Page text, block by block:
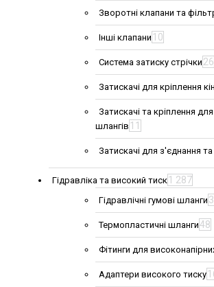
Зворотні клапани та
Інші клапани 10
Система затиску стрічки 26
Затискачі для кріплення
Затискачі та кріплення для
шлангів 11
Затискачі для з'єднання
Гідравліка та високий тиск 1 287
Гідравлічні гумові шланги
Термопластичні шланги48
Фітинги для
Адаптери високого тиску